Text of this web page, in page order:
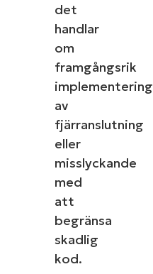
det
handlar
om
framgångsrik
implementering
av
fjärranslutning
eller
misslyckande
med
att
begränsa
skadlig
kod.